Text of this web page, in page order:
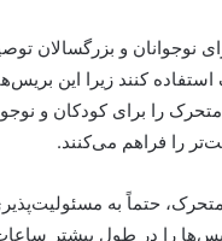
نوجوانان و بزرگسالان
کنند زیرا این
را برای کودکان و
را فراهم می‌کنند.
حتماً به
را در طول بیشتر ساعات